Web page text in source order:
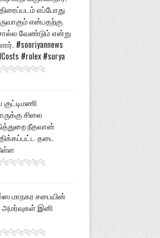
எப்போது
என்பதற்கு
வேண்டும் என்று
#sooriyannews
#rolex #surya
சிலை
நீதவான்
தடை
மாநகர சபையின்
அமர்வுகள் இனி